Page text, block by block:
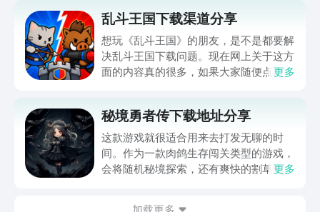
乱斗王国下载渠道分享
想玩《乱斗王国》的朋友，是不是都要解
决乱斗王国下载问题。现在网上关于这方
面的内容真的很多，如果大家随便点击陌
app进行下载会更加方便，九游是手游福
利最多的游戏平台，在这里不仅能够看到
游戏资源，还能及时查看后续的消息、活
动内容等相关信息。
更多
秘境勇者传下载地址分享
这款游戏就很适合用来去打发无聊的时
间。作为一款肉鸽生存闯关类型的游戏，
会将随机秘境探索，还有爽快的割草闯关
更多
加载更多